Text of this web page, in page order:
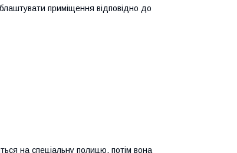
приміщення відповідно до
на спеціальну полицю, потім вона